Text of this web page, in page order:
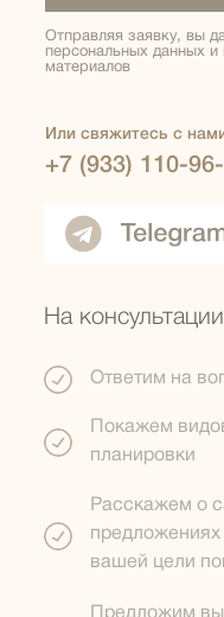
Отправляя заявку, вы
персональных данных и
материалов
Предложим
Расскажем о
предложениях
вашей цели
Покажем
планировки
Ответим на
На консультации
+7 (933) 110-
Или свяжитесь с